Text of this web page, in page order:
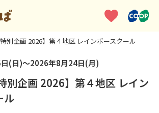
特別企画 2026】第４地区 レインボースクール
(日)～2026年8月24日(月)
別企画 2026】第４地区 レイン
ル